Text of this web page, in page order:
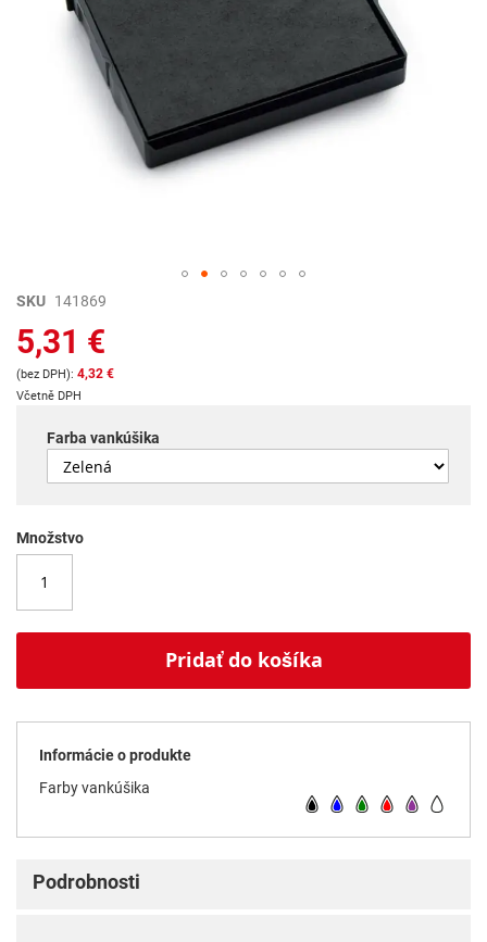
Preskočiť
začiatok
galérie
obrázkov
SKU 141869
5,31 €
4,32 €
Včetně DPH
Farba vankúšika
Množstvo
Pridať do košíka
Informácie o produkte
Farby vankúšika
Podrobnosti